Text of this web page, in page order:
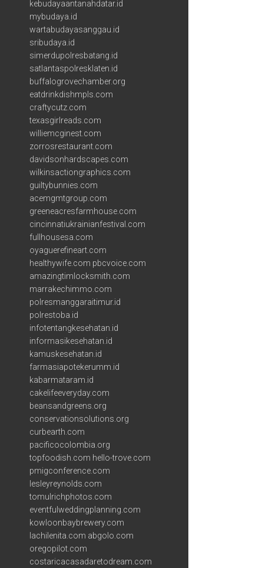
kebudayaantanahdatar.id
mybudaya.id
wartabudayasanggau.id
sribudaya.id
simerdupolresbatang.id
satlantaspolresklaten.id
buffalogrovechamber.org
eatdrinkdishmpls.com
craftycutz.com
texasgirlreads.com
williemcginest.com
zorrosrestaurant.com
davidsonhardscapes.com
wilkinsactiongraphics.com
guiltybunnies.com
acemgmtgroup.com
greeneacresfarmhouse.com
cincinnatiukrainianfestival.com
fullhousesa.com
oyaguerefineart.com
healthywife.com pbcvoice.com
amazingtimlocksmith.com
marrakechimmo.com
polresmanggaraitimur.id
polrestoba.id
infotentangkesehatan.id
informasikesehatan.id
kamuskesehatan.id
farmasiapotekerumm.id
kabarmataram.id
cakelifeeveryday.com
beansandgreens.org
conservationsolutions.org
curbearth.com
pacificocolombia.org
topfoodish.com hello-trove.com
pmigconference.com
lesleyreynolds.com
tomulrichphotos.com
eventfulweddingplanning.com
kowloonbaybrewery.com
lachilenita.com abgolo.com
oregopilot.com
costaricacasadaretodream.com